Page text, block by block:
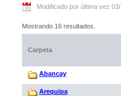
Modificado por última vez
Mostrando 16 resultados.
Carpeta
Abancay
Arequipa